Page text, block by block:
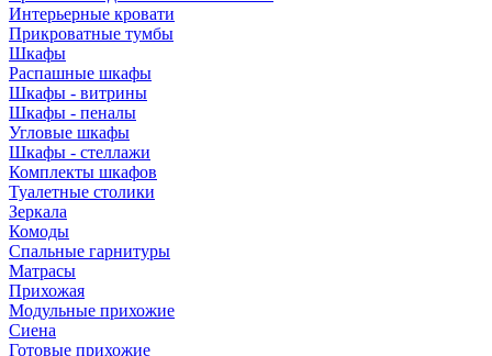
Интерьерные кровати
Прикроватные тумбы
Шкафы
Распашные шкафы
Шкафы - витрины
Шкафы - пеналы
Угловые шкафы
Шкафы - стеллажи
Комплекты шкафов
Туалетные столики
Зеркала
Комоды
Спальные гарнитуры
Матрасы
Прихожая
Модульные прихожие
Сиена
Готовые прихожие